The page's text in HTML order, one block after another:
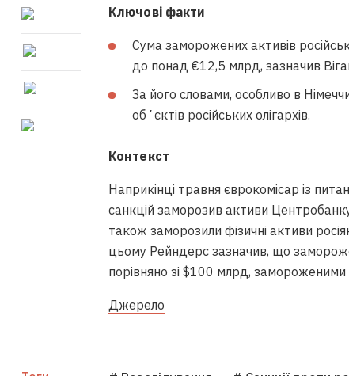
Ключові факти
Сума заморожених активів
до понад €12,5 млрд, зазначив
За його словами, особливо в
обʼєктів російських олігархів.
Контекст
Наприкінці травня єврокомісар із
санкцій заморозив активи
також заморозили фізичні активи
цьому Рейндерс зазначив, що
порівняно зі $100 млрд,
Джерело